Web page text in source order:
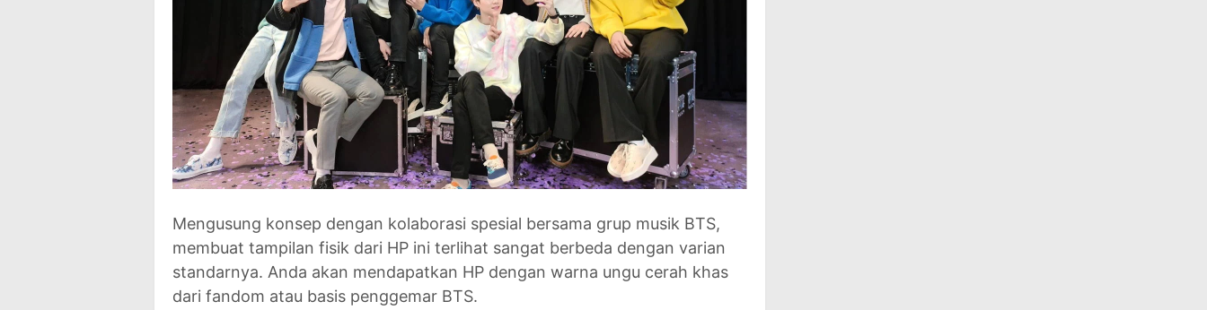
Mengusung konsep dengan kolaborasi spesial bersama grup musik BTS,
membuat tampilan fisik dari HP ini terlihat sangat berbeda dengan varian
standarnya. Anda akan mendapatkan HP dengan warna ungu cerah khas
dari fandom atau basis penggemar BTS.